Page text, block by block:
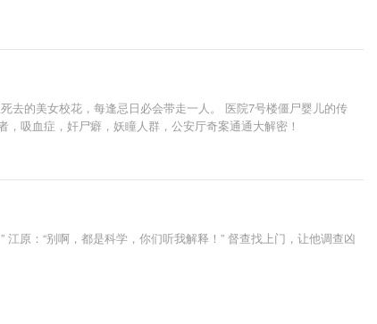
去的美女校花，每逢忌日必会带走一人。 医院7号楼僵尸婴儿的传
吸血症，奸尸癖，妖瞳人群，公安厅奇案通通大解密！
原：“别啊，都是科学，你们听我解释！” 督查找上门，让他调查凶